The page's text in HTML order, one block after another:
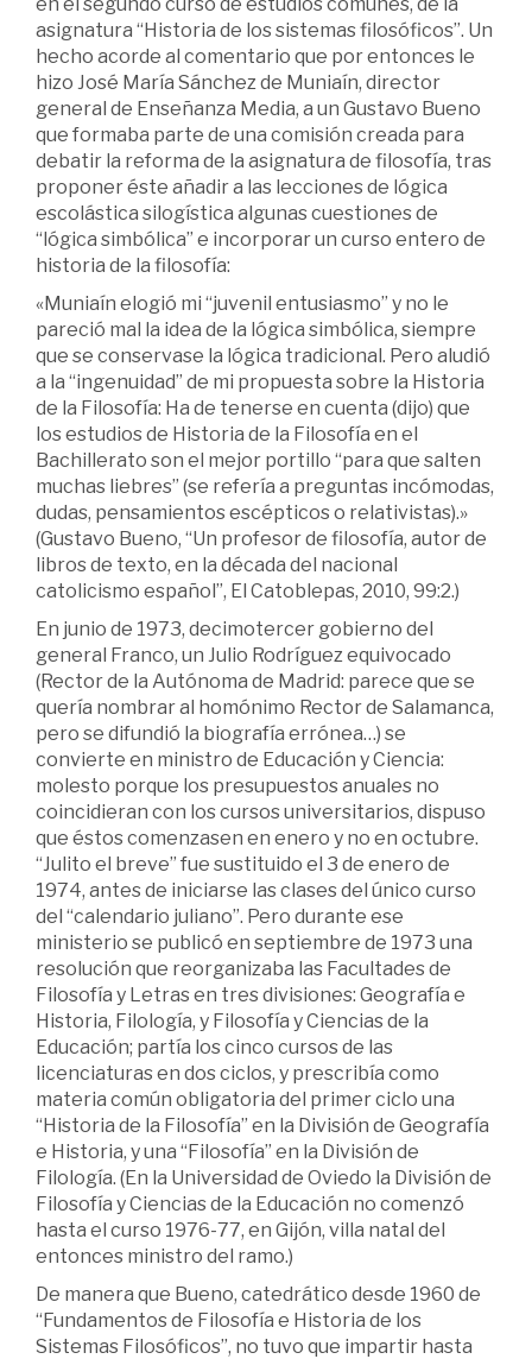
asignatura “Historia de los sistemas filosóficos”. Un
hecho acorde al comentario que por entonces le
hizo José María Sánchez de Muniaín, director
general de Enseñanza Media, a un Gustavo Bueno
que formaba parte de una comisión creada para
debatir la reforma de la asignatura de filosofía, tras
proponer éste añadir a las lecciones de lógica
escolástica silogística algunas cuestiones de
“lógica simbólica” e incorporar un curso entero de
historia de la filosofía:
«Muniaín elogió mi “juvenil entusiasmo” y no le
pareció mal la idea de la lógica simbólica, siempre
que se conservase la lógica tradicional. Pero aludió
a la “ingenuidad” de mi propuesta sobre la Historia
de la Filosofía: Ha de tenerse en cuenta (dijo) que
los estudios de Historia de la Filosofía en el
Bachillerato son el mejor portillo “para que salten
muchas liebres” (se refería a preguntas incómodas,
dudas, pensamientos escépticos o relativistas).»
(Gustavo Bueno, “Un profesor de filosofía, autor de
libros de texto, en la década del nacional
catolicismo español”, El Catoblepas, 2010, 99:2.)
En junio de 1973, decimotercer gobierno del
general Franco, un Julio Rodríguez equivocado
(Rector de la Autónoma de Madrid: parece que se
quería nombrar al homónimo Rector de Salamanca,
pero se difundió la biografía errónea…) se
convierte en ministro de Educación y Ciencia:
molesto porque los presupuestos anuales no
coincidieran con los cursos universitarios, dispuso
que éstos comenzasen en enero y no en octubre.
“Julito el breve” fue sustituido el 3 de enero de
1974, antes de iniciarse las clases del único curso
del “calendario juliano”. Pero durante ese
ministerio se publicó en septiembre de 1973 una
resolución que reorganizaba las Facultades de
Filosofía y Letras en tres divisiones: Geografía e
Historia, Filología, y Filosofía y Ciencias de la
Educación; partía los cinco cursos de las
licenciaturas en dos ciclos, y prescribía como
materia común obligatoria del primer ciclo una
“Historia de la Filosofía” en la División de Geografía
e Historia, y una “Filosofía” en la División de
Filología. (En la Universidad de Oviedo la División de
Filosofía y Ciencias de la Educación no comenzó
hasta el curso 1976-77, en Gijón, villa natal del
entonces ministro del ramo.)
De manera que Bueno, catedrático desde 1960 de
“Fundamentos de Filosofía e Historia de los
Sistemas Filosóficos”, no tuvo que impartir hasta